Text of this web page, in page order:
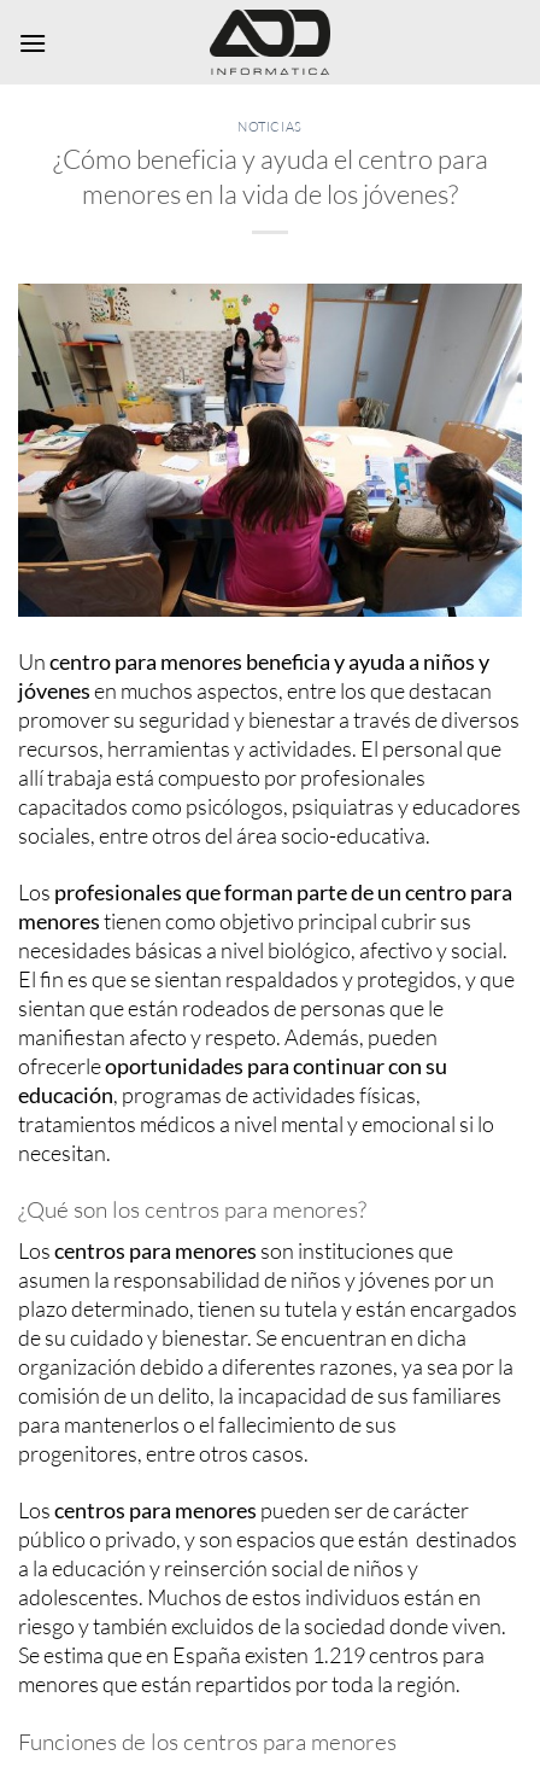
NOTICIAS
¿Cómo beneficia y ayuda el centro para
menores en la vida de los jóvenes?
Uncentro para menores beneficia y ayuda a niños y
jóvenesen muchos aspectos, entre los que destacan
promover su seguridad y bienestar a través de diversos
recursos, herramientas y actividades. El personal que
allí trabaja está compuesto por profesionales
capacitados como psicólogos, psiquiatras y educadores
sociales, entre otros del área socio-educativa.
Los profesionales que forman parte de un centro para
menorestienen como objetivo principal cubrir sus
necesidades básicas a nivel biológico, afectivo y social.
El fin es que se sientan respaldados y protegidos, y que
sientan que están rodeados de personas que le
manifiestan afecto y respeto. Además, pueden
ofrecerleoportunidades para continuar con su
educación, programas de actividades físicas,
tratamientos médicos a nivel mental y emocional si lo
necesitan.
¿Qué son los centros para menores?
Loscentros para menores son instituciones que
asumen la responsabilidad de niños y jóvenes por un
plazo determinado, tienen su tutela y están encargados
de su cuidado y bienestar. Se encuentran en dicha
organización debido a diferentes razones, ya sea por la
comisión de un delito, la incapacidad de sus familiares
para mantenerlos o el fallecimiento de sus
progenitores, entre otros casos.
Loscentros para menores pueden ser de carácter
público o privado, y son espacios que están destinados
a la educación y reinserción social de niños y
adolescentes. Muchos de estos individuos están en
riesgo y también excluidos de la sociedad donde viven.
Se estima que en España existen 1.219 centros para
menores que están repartidos por toda la región.
Funciones de los centros para menores